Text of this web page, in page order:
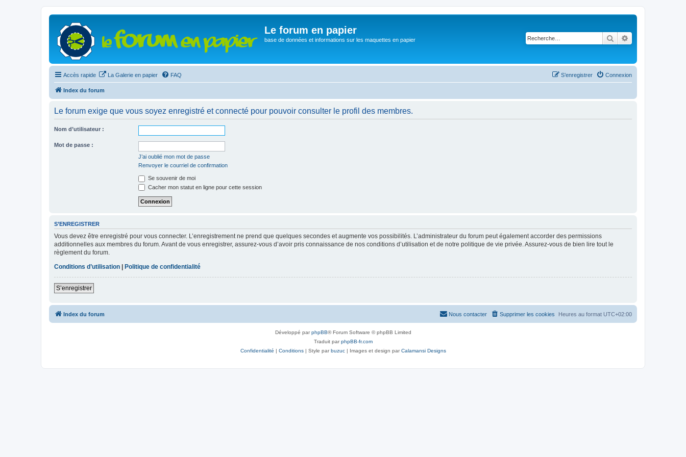
Le forum en papier
base de données et informations sur les maquettes en papier Rechercher
Accès rapide La Galerie en papier FAQ Connexion
S’enregistrer
Index du forum
Le forum exige que vous soyez enregistré et connecté pour pouvoir consulter le profil des membres.
Nom d’utilisateur :
Mot de passe :
J’ai oublié mon mot de passe
Renvoyer le courriel de confirmation
Se souvenir de moi
Cacher mon statut en ligne pour cette session
S’ENREGISTRER
Vous devez être enregistré pour vous connecter. L’enregistrement ne prend que quelques secondes et augmente vos possibilités. L’administrateur du forum peut également accorder des permissions
additionnelles aux membres du forum. Avant de vous enregistrer, assurez-vous d’avoir pris connaissance de nos conditions d’utilisation et de notre politique de vie privée. Assurez-vous de bien lire tout le
règlement du forum.
Conditions d’utilisation | Politique de confidentialité
S’enregistrer
Index du forum Heures au format UTC+02:00
Supprimer les cookies
Nous contacter
Développé parphpBB® Forum Software © phpBB Limited
Traduit parphpBB-fr.com
Confidentialité | Conditions| Style parbuzuc| Images et design parCalamansi Designs